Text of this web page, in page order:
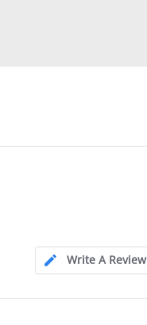
Write A Review